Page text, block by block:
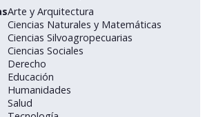
Arte y Arquitectura
Ciencias Naturales y Matemáticas
Ciencias Silvoagropecuarias
Ciencias Sociales
Derecho
Educación
Humanidades
Salud